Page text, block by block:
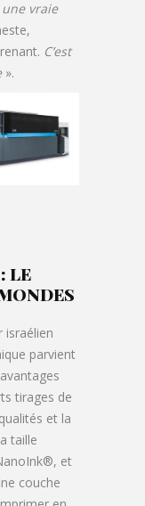
vraie
C’est
».
LE
israélien
parvient
tirages de
et la
taille
et
couche